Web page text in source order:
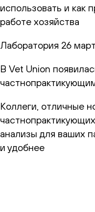
использовать и как
работе хозяйства
Лаборатория 26
В Vet Union
Коллеги, отличные
анализы для ваших
и удобнее